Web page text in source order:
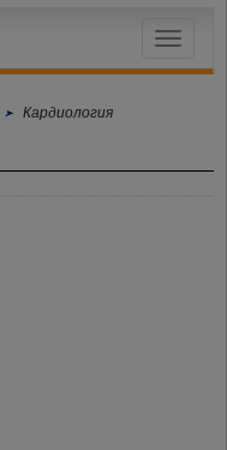
Toggle
Кардиология